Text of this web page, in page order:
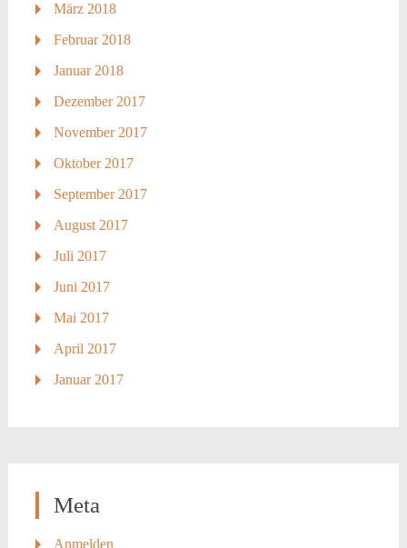
März 2018
Februar 2018
Januar 2018
Dezember 2017
November 2017
Oktober 2017
September 2017
August 2017
Juli 2017
Juni 2017
Mai 2017
April 2017
Januar 2017
Meta
Anmelden